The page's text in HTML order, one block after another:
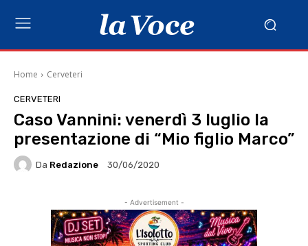
Home Cerveteri
CERVETERI
Caso Vannini: venerdì 3 luglio la
presentazione di “Mio figlio Marco”
Da Redazione 30/06/2020
- Advertisement -